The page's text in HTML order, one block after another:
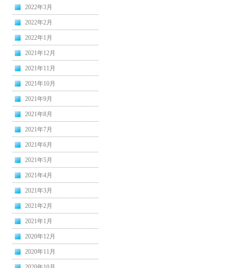
2022年3月
2022年2月
2022年1月
2021年12月
2021年11月
2021年10月
2021年9月
2021年8月
2021年7月
2021年6月
2021年5月
2021年4月
2021年3月
2021年2月
2021年1月
2020年12月
2020年11月